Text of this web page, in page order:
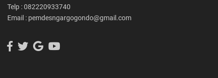
Telp : 082220933740
Email : pemdesngargogondo@gmail.com